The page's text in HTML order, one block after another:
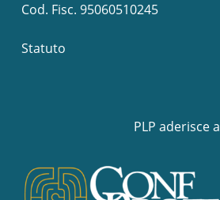
Cod. Fisc. 95060510245
Statuto
PLP aderisce a